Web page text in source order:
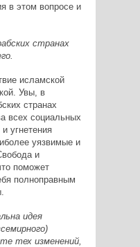
в этом вопросе и
странах
исламской
Увы, в
странах
всех социальных
угнетения
уязвимые и
и
поможет
полноправным
идея
тех изменений,